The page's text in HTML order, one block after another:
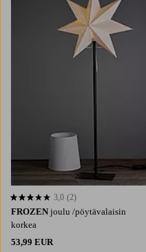
FROZEN joulu /pöytävalaisin
korkea
53,99 EUR
3,0 perustuen 2 arvosanaan
3,0 (2)